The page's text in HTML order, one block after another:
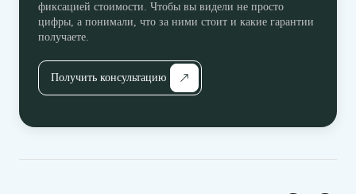
фиксацией стоимости. Чтобы вы видели не просто
цифры, а понимали, что за ними стоит и какие гарантии
получаете.
Получить консультацию